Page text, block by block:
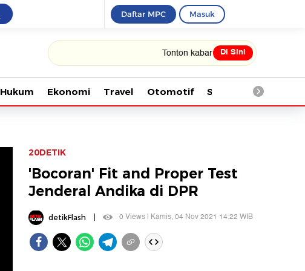
Daftar MPC Masuk
Tonton kabar terbaru PIALA DUNIA 2026
Di Sini
Hukum Ekonomi Travel Otomotif Saintek
20DETIK
'Bocoran' Fit and Proper Test
Jenderal Andika di DPR
detikFlash| 0 Views | Kamis, 04 Nov 2021 14:22 WIB